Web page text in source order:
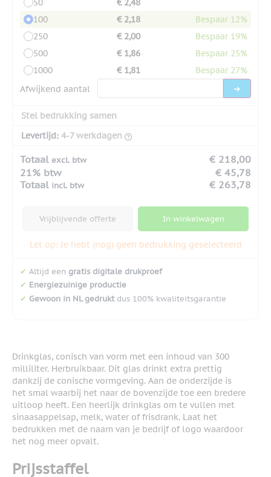
100
€ 2,18
Bespaar 12%
250
€ 2,00
Bespaar 19%
500
€ 1,86
Bespaar 25%
1000
€ 1,81
Bespaar 27%
Afwijkend aantal
Stel bedrukking samen
Levertijd: 4-7 werkdagen
Totaal excl. btw
€ 218,00
21% btw
€ 45,78
Totaal incl. btw € 263,78
Vrijblijvende offerte In winkelwagen
Let op: Je hebt (nog) geen bedrukking geselecteerd
✔ Altijd een gratis digitale drukproef
✔ Energiezuinige productie
✔ Gewoon in NL gedruktdus 100% kwaliteitsgarantie
Drinkglas, conisch van vorm met een inhoud van 300
milliliter. Herbruikbaar. Dit glas drinkt extra prettig
dankzij de conische vormgeving. Aan de onderzijde is
het smal waarbij het naar de bovenzijde toe een bredere
uitloop heeft. Een heerlijk drinkglas om te vullen met
sinaasappelsap, melk, water of frisdrank. Laat het
bedrukken met de naam van je bedrijf of logo waardoor
het nog meer opvalt.
Prijsstaffel